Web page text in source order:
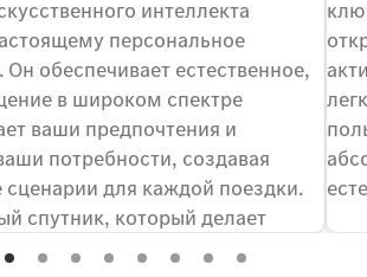
интеллекта
персональное
обеспечивает естественное,
в широком спектре
ваши предпочтения и
потребности, создавая
для каждой поездки.
спутник, который делает